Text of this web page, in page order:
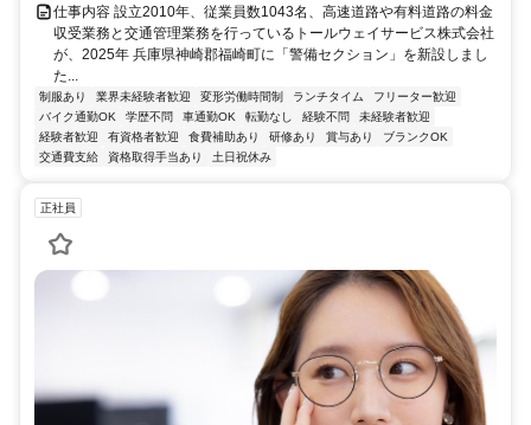
仕事内容 設立2010年、従業員数1043名、高速道路や有料道路の料金
収受業務と交通管理業務を行っているトールウェイサービス株式会社
が、2025年 兵庫県神崎郡福崎町に「警備セクション」を新設しまし
た...
制服あり 業界未経験者歓迎 変形労働時間制 ランチタイム
フリーター歓迎
バイク通勤OK
学歴不問 車通勤OK 転勤なし 経験不問
未経験者歓迎
経験者歓迎
有資格者歓迎 食費補助あり 研修あり 賞与あり
ブランクOK
交通費支給
資格取得手当あり 土日祝休み
正社員